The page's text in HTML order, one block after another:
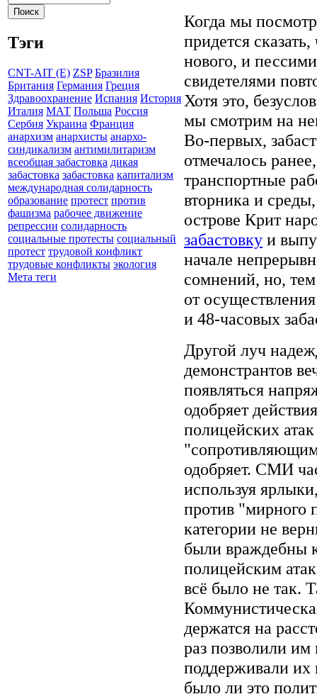
Тэги
CNT-AIT (E) ZSP Бразилия
Британия Германия Греция
Здравоохранение Испания История
Италия МАТ Польша Россия
Сербия Украина Франция
анархизм анархисты анархо-
синдикализм антимилитаризм
всеобщая забастовка дикая
забастовка забастовка капитализм
международная солидарность
образование протест против
фашизма рабочее движение
репрессии солидарность
социальные протесты социальный
протест трудовой конфликт
трудовые конфликты экология
Мета теги
Когда мы
придется
нового, и
свидетелями
Хотя это,
мы смотрим на
Во-первых,
отмечалось
транспортные
вторника и
острове Крит
забастовку и
начале
сомнений, но,
от
и 48-часовых
Другой луч
демонстрантов
появляться
одобряет
полицейских
одобряет. СМИ
используя
против "мирного
категории не
были враждебны
полицейским
всё было не так.
держатся на
раз позволили им
поддерживали их
было ли это